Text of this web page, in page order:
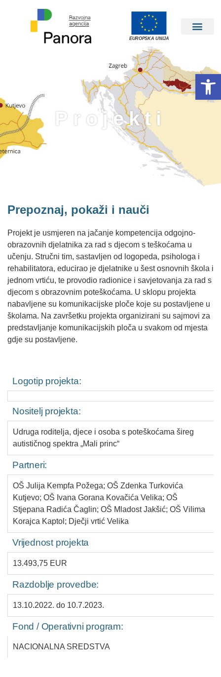
EUROPSKA UNIJA
Projekti
Prepoznaj, pokaži i nauči
Projekt je usmjeren na jačanje kompetencija odgojno-
obrazovnih djelatnika za rad s djecom s teškoćama u
učenju. Stručni tim, sastavljen od logopeda, psihologa i
rehabilitatora, educirao je djelatnike u šest osnovnih škola i
jednom vrtiću, te provodio radionice i savjetovanja za rad s
djecom s obrazovnim poteškoćama. U sklopu projekta
nabavljene su komunikacijske ploče koje su postavljene u
školama. Na završetku projekta organizirani su sajmovi za
predstavljanje komunikacijskih ploča u svakom od mjesta
gdje su postavljene.
Logotip projekta:
Nositelj projekta:
Udruga roditelja, djece i osoba s poteškoćama šireg
autističnog spektra „Mali princ“
Partneri:
OŠ Julija Kempfa Požega; OŠ Zdenka Turkovića
Kutjevo; OŠ Ivana Gorana Kovačića Velika; OŠ
Stjepana Radića Čaglin; OŠ Mladost Jakšić; OŠ Vilima
Korajca Kaptol; Dječji vrtić Velika
Vrijednost projekta
13.493,75 EUR
Razdoblje provedbe:
13.10.2022. do 10.7.2023.
Fond / Operativni program:
NACIONALNA SREDSTVA